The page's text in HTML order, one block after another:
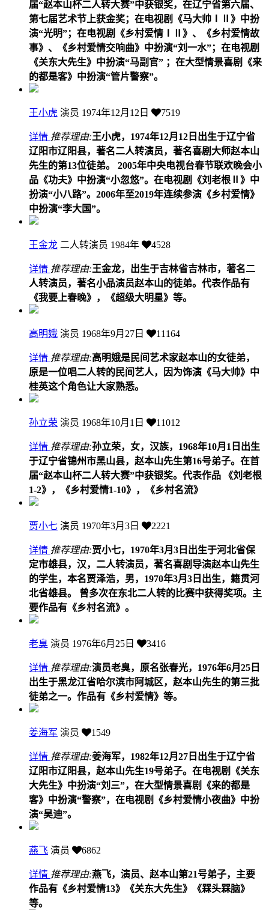
届“赵本山杯二人转大赛”中获银奖，在辽宁省第六届、
第七届艺术节上获金奖；在电视剧《马大帅ⅠⅡ》中扮
演“光明”；在电视剧《乡村爱情ⅠⅡ》、《乡村爱情故
事》、《乡村爱情交响曲》中扮演“刘一水”；在电视剧
《关东大先生》中扮演“马副官” ；在大型情景喜剧《来
的都是客》中扮演“管片警察”。
王小虎 演员 1974年12月12日 7519
详情 推荐理由:王小虎，1974年12月12日出生于辽宁省
辽阳市辽阳县，著名二人转演员，著名喜剧大师赵本山
先生的第13位徒弟。 2005年中央电视台春节联欢晚会小
品《功夫》中扮演“小忽悠”。在电视剧《刘老根Ⅱ》中
扮演“小八路”。2006年至2019年连续参演《乡村爱情》
中扮演“李大国”。
王金龙 二人转演员 1984年 4528
详情 推荐理由:王金龙，出生于吉林省吉林市，著名二
人转演员，著名小品演员赵本山的徒弟。代表作品有
《我要上春晚》，《超级大明星》等。
高明娥 演员 1968年9月27日 11164
详情 推荐理由:高明娥是民间艺术家赵本山的女徒弟，
原是一位唱二人转的民间艺人，因为饰演《马大帅》中
桂英这个角色让大家熟悉。
孙立荣 演员 1968年10月1日 11012
详情 推荐理由:孙立荣，女，汉族，1968年10月1日出生
于辽宁省锦州市黑山县，赵本山先生第16号弟子。在首
届“赵本山杯二人转大赛”中获银奖。代表作品 《刘老根
1-2》，《乡村爱情1-10》，《乡村名流》
贾小七 演员 1970年3月3日 2221
详情 推荐理由:贾小七，1970年3月3日出生于河北省保
定市雄县，汉，二人转演员，著名喜剧导演赵本山先生
的学生，本名贾泽浩，男，1970年3月3日出生，籍贯河
北省雄县。 曾多次在东北二人转的比赛中获得奖项。主
要作品有《乡村名流》。
老臭 演员 1976年6月25日 3416
详情 推荐理由:演员老臭，原名张春光，1976年6月25日
出生于黑龙江省哈尔滨市阿城区，赵本山先生的第三批
徒弟之一。作品有《乡村爱情》等。
姜海军 演员 1549
详情 推荐理由:姜海军，1982年12月27日出生于辽宁省
辽阳市辽阳县，赵本山先生19号弟子。在电视剧《关东
大先生》中扮演“刘三”，在大型情景喜剧《来的都是
客》中扮演“警察”，在电视剧《乡村爱情小夜曲》中扮
演“吴迪”。
燕飞 演员 6862
详情 推荐理由:燕飞，演员、赵本山第21号弟子，主要
作品有《乡村爱情13》《关东大先生》《槑头槑脑》
等。